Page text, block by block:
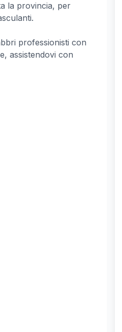
la provincia, per
professionisti con
assistendovi con